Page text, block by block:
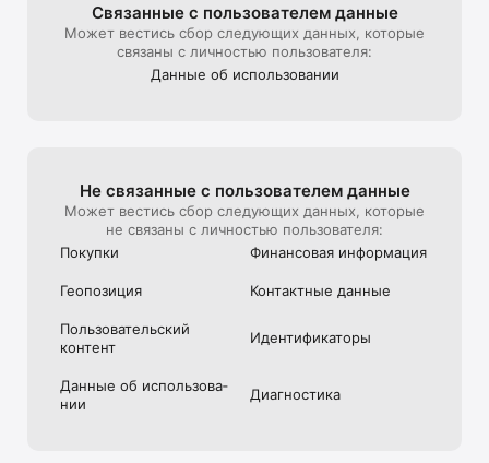
Связанные с пользова­телем данные
Может вестись сбор следующих данных, которые
связаны с личностью пользователя:
Данные об использова­нии
Не связанные с пользова­телем данные
Может вестись сбор следующих данных, которые
не связаны с личностью пользователя:
Покупки
Финансовая информация
Геопозиция Контактные данные
Пользова­тель­ский
контент
Идентифика­торы
Данные об использова­
нии
Диагностика